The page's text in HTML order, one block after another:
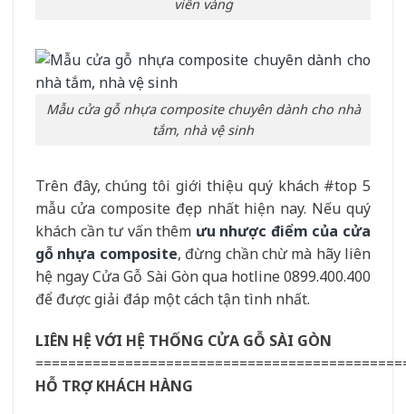
viền vàng
Mẫu cửa gỗ nhựa composite chuyên dành cho nhà
tắm, nhà vệ sinh
Trên đây, chúng tôi giới thiệu quý khách #top 5
mẫu cửa composite đẹp nhất hiện nay. Nếu quý
khách cần tư vấn thêm ưu nhược điểm của cửa
gỗ nhựa composite, đừng chần chừ mà hãy liên
hệ ngay Cửa Gỗ Sài Gòn qua hotline 0899.400.400
để được giải đáp một cách tận tình nhất.
LIÊN HỆ VỚI HỆ THỐNG CỬA GỖ SÀI GÒN
HỖ TRỢ KHÁCH HÀNG